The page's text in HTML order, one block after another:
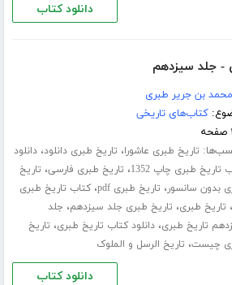
دانلود کتاب
- جلد سیزدهم
محمد بن جریر طبری
کتاب‌های تاریخی
تاریخ طبری عاشورا، تاریخ طبری دانلود،دانلود
تاریخ طبری چاپ 1352
، تاریخ طبری فارسی، تاریخ
بدون سانسور، تاریخ طبری pdf ،کتاب تاریخ طبری
، تاریخ طبری، تاریخ طبری جلد ‌سیزدهم، جلد
تاریخ طبری،دانلود کتاب تاریخ طبری، تاریخ
چیست، تاریخ الرسل و الملوک
دانلود کتاب